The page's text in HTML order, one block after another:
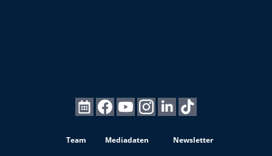
Team Mediadaten
Newsletter